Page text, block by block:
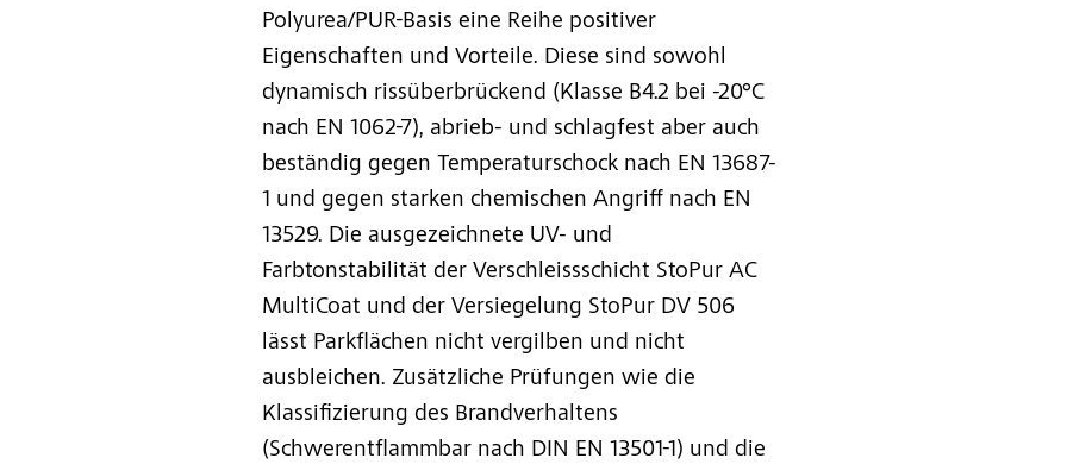
Polyurea/PUR-Basis eine Reihe positiver
Eigenschaften und Vorteile. Diese sind sowohl
dynamisch rissüberbrückend (Klasse B4.2 bei -20°C
nach EN 1062-7), abrieb- und schlagfest aber auch
beständig gegen Temperaturschock nach EN 13687-
1 und gegen starken chemischen Angriff nach EN
13529. Die ausgezeichnete UV- und
Farbtonstabilität der Verschleissschicht StoPur AC
MultiCoat und der Versiegelung StoPur DV 506
lässt Parkflächen nicht vergilben und nicht
ausbleichen. Zusätzliche Prüfungen wie die
Klassifizierung des Brandverhaltens
(Schwerentflammbar nach DIN EN 13501-1) und die